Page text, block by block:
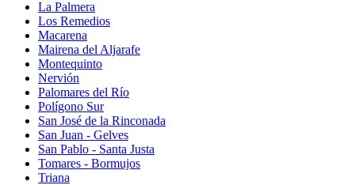
La Palmera
Los Remedios
Macarena
Mairena del Aljarafe
Montequinto
Nervión
Palomares del Río
Polígono Sur
San José de la Rinconada
San Juan - Gelves
San Pablo - Santa Justa
Tomares - Bormujos
Triana